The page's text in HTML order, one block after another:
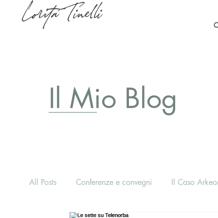
Lorita Tinelli
Il Mio Blog
All Posts Conferenze e convegni Il Caso